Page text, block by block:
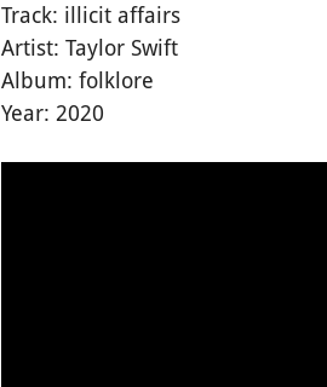
Track: illicit affairs
Artist: Taylor Swift
Album: folklore
Year: 2020